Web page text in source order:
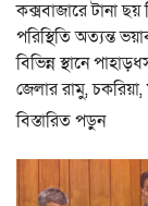
কক্সবাজারে টানা ছয়
পরিস্থিতি অত্যন্ত
বিভিন্ন স্থানে
জেলার রামু,
বিস্তারিত পড়ুন